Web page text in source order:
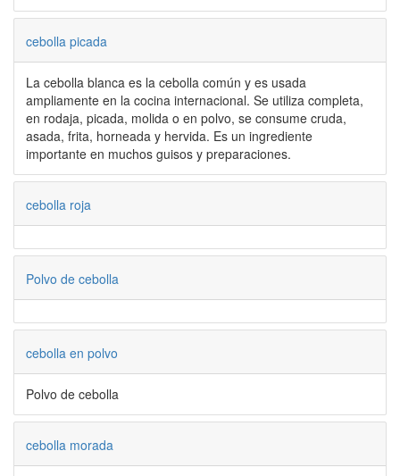
cebolla picada
La cebolla blanca es la cebolla común y es usada
ampliamente en la cocina internacional. Se utiliza completa,
en rodaja, picada, molida o en polvo, se consume cruda,
asada, frita, horneada y hervida. Es un ingrediente
importante en muchos guisos y preparaciones.
cebolla roja
Polvo de cebolla
cebolla en polvo
Polvo de cebolla
cebolla morada